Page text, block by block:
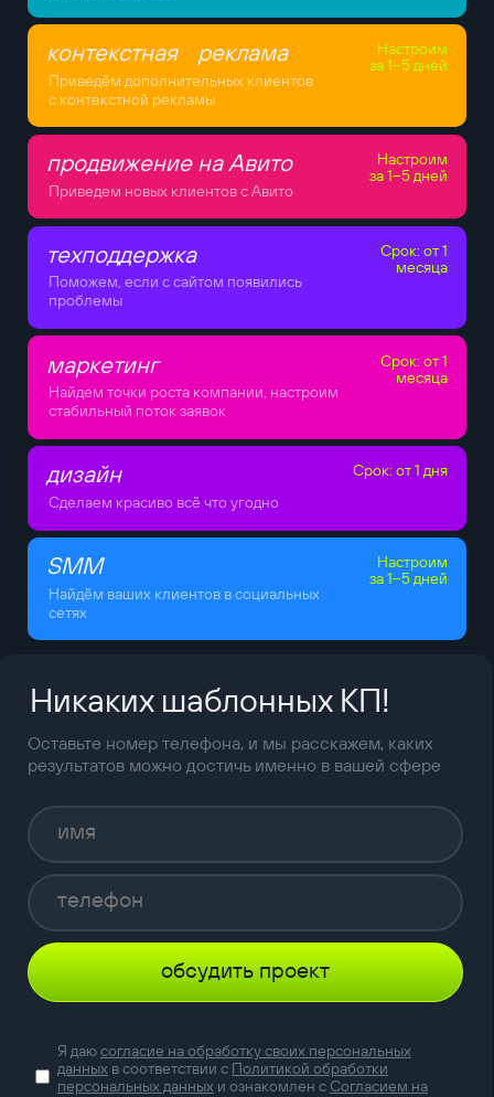
контекстная реклама
Приведём дополнительных клиентов
с контекстной рекламы
Настроим
за 1–5 дней
продвижение на Авито
Приведем новых клиентов с Авито
Настроим
за 1–5 дней
техподдержка
Поможем, если с сайтом появились
проблемы
Срок: от 1
месяца
маркетинг
Найдем точки роста компании, настроим
стабильный поток заявок
Срок: от 1
месяца
дизайн
Сделаем красиво всё что угодно
Срок: от 1 дня
SMM
Найдём ваших клиентов в социальных
сетях
Настроим
за 1–5 дней
Никаких шаблонных КП!
Оставьте номер телефона, и мы расскажем, каких
результатов можно достичь именно в вашей сфере
обсудить проект
Я даюсогласие на обработку своих персональных
данных в соответствии с Политикой обработки
персональных данных и ознакомлен с Согласием на